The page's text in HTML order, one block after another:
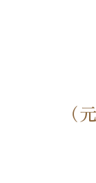
（